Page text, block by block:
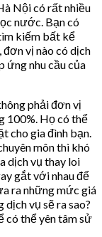
Nội có rất nhiều
nước. Bạn có
kiếm bất kể
vị nào có dịch
ứng nhu cầu của
phải đơn vị
100%. Họ có thể
cho gia đình bạn.
môn thì khó
dịch vụ thay loi
gắt với nhau để
ra những mức giá
vụ sẽ ra sao?
có thể yên tâm sử